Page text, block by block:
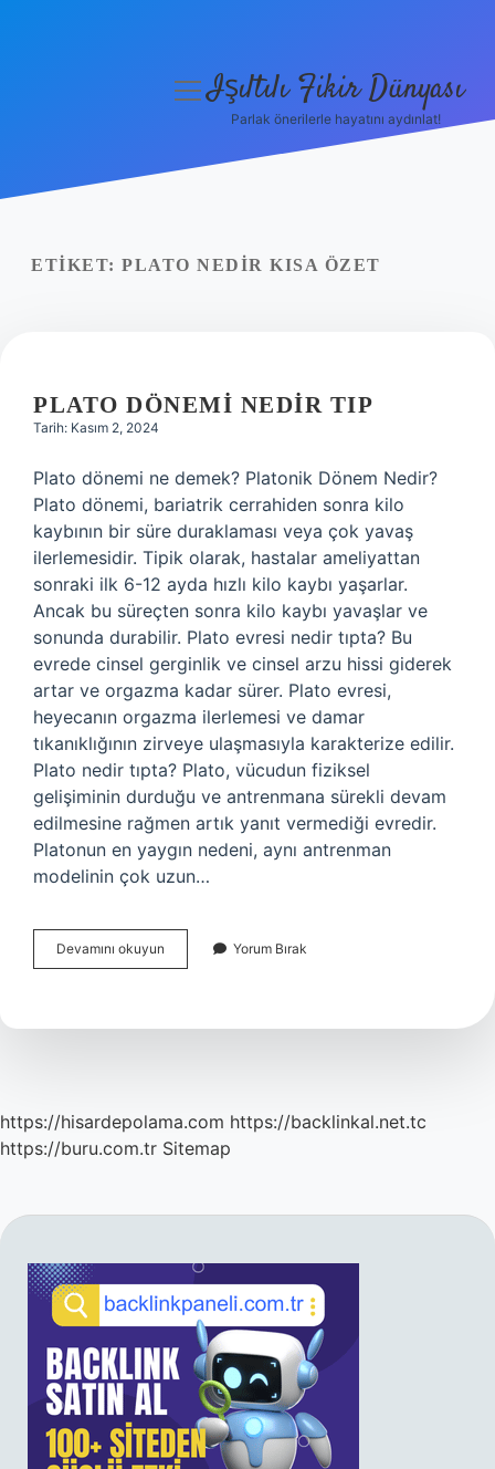
Yasal Uyarı
menüyüIşıltılı Fikir Dünyası
Parlak önerilerle hayatını aydınlat!
ETIKET: PLATO NEDIR KISA ÖZET
PLATO DÖNEMI NEDIR TIP
Tarih: Kasım 2, 2024
Plato dönemi ne demek? Platonik Dönem Nedir?
Plato dönemi, bariatrik cerrahiden sonra kilo
kaybının bir süre duraklaması veya çok yavaş
ilerlemesidir. Tipik olarak, hastalar ameliyattan
sonraki ilk 6-12 ayda hızlı kilo kaybı yaşarlar.
Ancak bu süreçten sonra kilo kaybı yavaşlar ve
sonunda durabilir. Plato evresi nedir tıpta? Bu
evrede cinsel gerginlik ve cinsel arzu hissi giderek
artar ve orgazma kadar sürer. Plato evresi,
heyecanın orgazma ilerlemesi ve damar
tıkanıklığının zirveye ulaşmasıyla karakterize edilir.
Plato nedir tıpta? Plato, vücudun fiziksel
gelişiminin durduğu ve antrenmana sürekli devam
edilmesine rağmen artık yanıt vermediği evredir.
Platonun en yaygın nedeni, aynı antrenman
modelinin çok uzun…
Devamını okuyun
Dönemi
Yorum Bırak
https://hisardepolama.com https://backlinkal.net.tc
https://buru.com.tr Sitemap
SIDEBAR